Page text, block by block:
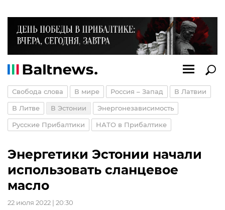
Свобода слова В мире Россия – Запад В Латвии
В Литве В Эстонии Энергонезависимость
Русские Прибалтики НАТО в Прибалтике
Энергетики Эстонии начали
использовать сланцевое
масло
22 июля 2022 | 20:30